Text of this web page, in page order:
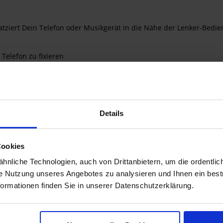
Details
Technologien, auch von Drittanbietern, um die
Nutzung unseres Angebotes zu analysieren und Ihnen ein
finden Sie in unserer Datenschutzerklärung.
Dein Telefon oder Musikgerät in die Nähe der Lenker-
zu fixieren
an der Befestigung angebracht oder von ihr
für Kupplungsbefestigung oder für
P/N 76001339 und 76001071 sowie Harley-